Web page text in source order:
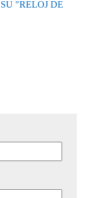
"RELOJ DE